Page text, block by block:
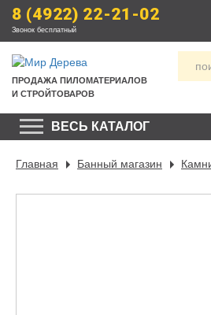
8 (4922) 22-21-02
Звонок бесплатный
ПРОДАЖА ПИЛОМАТЕРИАЛОВ
И СТРОЙТОВАРОВ
ВЕСЬ КАТАЛОГ
Главная Банный магазин